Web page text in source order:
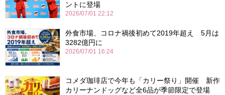
ントに登場
2026/07/01 22:12
外食市場、コロナ禍後初めて2019年超え 5月は
3282億円に
2026/07/01 16:24
コメダ珈琲店で今年も「カリー祭り」開催 新作
カリーナンドッグなど全6品が季節限定で登場